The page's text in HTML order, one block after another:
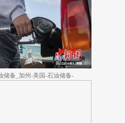
储备_加州-美国-石油储备-